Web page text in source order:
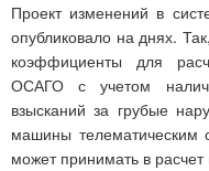
Проект изменений в
опубликовало на днях.
коэффициенты для
ОСАГО с учетом
взысканий за грубые
машины телематическим
может принимать в